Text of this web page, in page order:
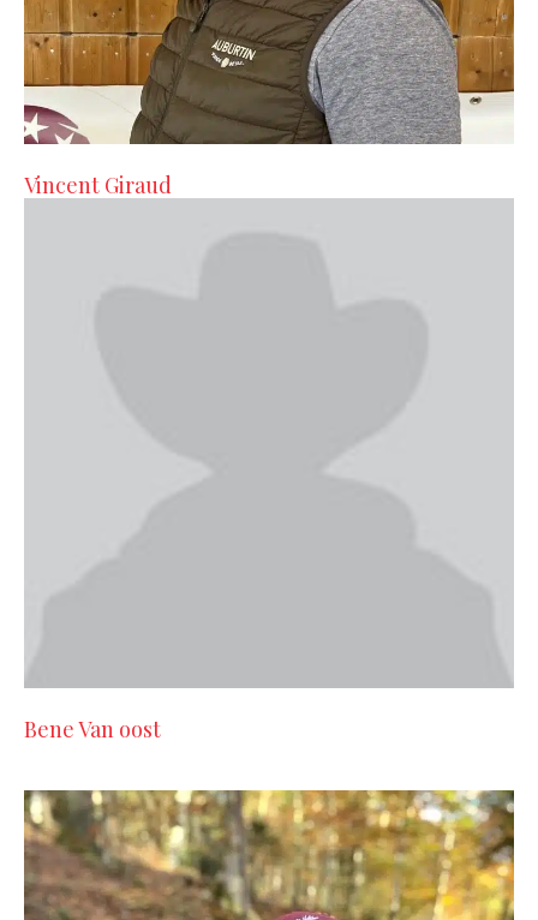
Vincent Giraud
Bene Van oost